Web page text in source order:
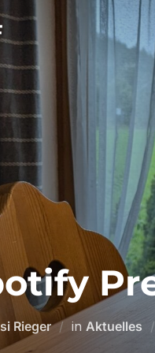
Rieger in Aktuelles